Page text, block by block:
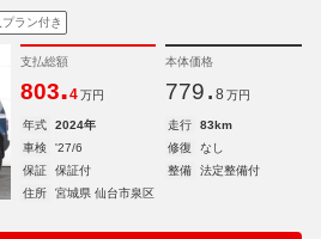
ラン付き
支払総額
803.4 万円
本体価格
779. 8 万円
年式 2024年 走行
83km
車検
'27/6 修復
なし
保証
保証付 整備
法定整備付
住所
宮城県 仙台市泉区